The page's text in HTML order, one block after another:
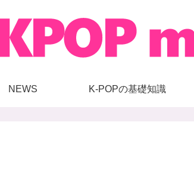
NEWS K-POPの基礎知識